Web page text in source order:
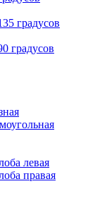
градусов
градусов
левая
правая